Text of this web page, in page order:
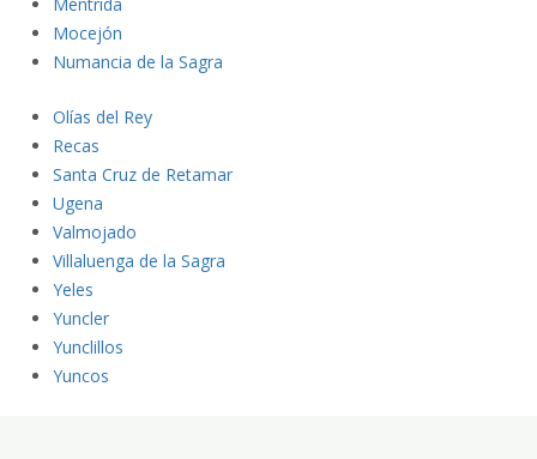
Mocejón
Numancia de la Sagra
Olías del Rey
Recas
Santa Cruz de Retamar
Ugena
Valmojado
Villaluenga de la Sagra
Yeles
Yuncler
Yunclillos
Yuncos